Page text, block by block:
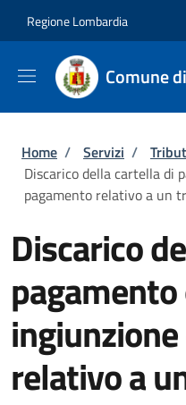
Regione Lombardia
Comune
Briciole di
Home / Servizi /
Discarico della cartella di
pagamento relativo a un
Discarico
pagamento
relativo a